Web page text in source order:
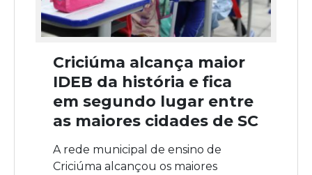
Criciúma alcança maior
IDEB da história e fica
em segundo lugar entre
as maiores cidades de SC
A rede municipal de ensino de
Criciúma alcançou os maiores